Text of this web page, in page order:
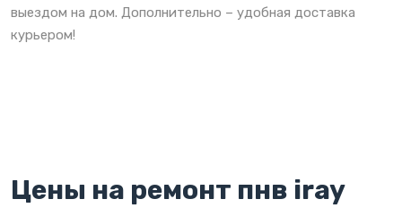
выездом на дом. Дополнительно – удобная доставка
курьером!
Цены на ремонт пнв iray